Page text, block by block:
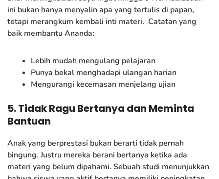
ini bukan hanya menyalin apa yang tertulis di papan,
tetapi merangkum kembali inti materi. Catatan yang
baik membantu Ananda:
Lebih mudah mengulang pelajaran
Punya bekal menghadapi ulangan harian
Mengurangi kecemasan menjelang ujian
5. Tidak Ragu Bertanya dan Meminta
Bantuan
Anak yang berprestasi bukan berarti tidak pernah
bingung. Justru mereka berani bertanya ketika ada
materi yang belum dipahami. Sebuah studi menunjukkan